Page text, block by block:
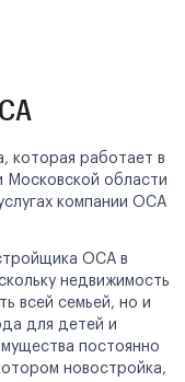
которая работает в
Московской области
компании ОСА
ОСА в
недвижимость
всей семьей, но и
для детей и
постоянно
новостройка,